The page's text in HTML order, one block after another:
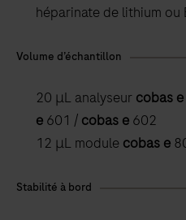
héparinate de lithium ou
Volume d’échantillon
20 μL analyseur cobas e
e 601 / cobas e 602
12 μL module cobas e
Stabilité à bord